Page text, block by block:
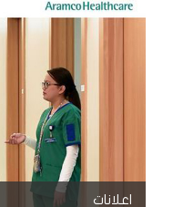
اعلانات